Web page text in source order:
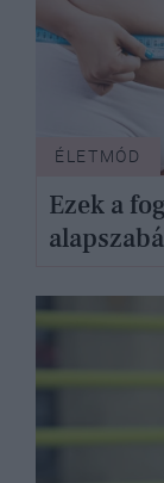
ÉLETMÓD
Ezek a